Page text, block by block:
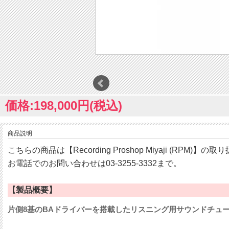
価格:198,000円(税込)
商品説明
こちらの商品は【Recording Proshop Miyaji (RPM)】の取り
お電話でのお問い合わせは03-3255-3332まで。
【製品概要】
片側8基のBAドライバーを搭載したリスニング用サウンドチュ